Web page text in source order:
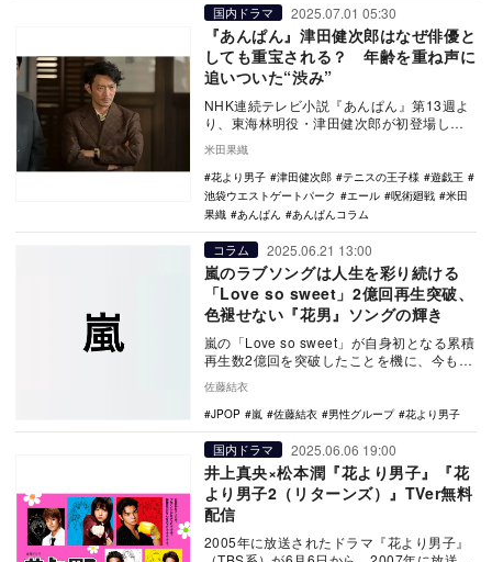
国内ドラマ 2025.07.01 05:30
『あんぱん』津田健次郎はなぜ俳優と
しても重宝される？ 年齢を重ね声に
追いついた“渋み”
NHK連続テレビ小説『あんぱん』第13週よ
り、東海林明役・津田健次郎が初登場し
それは当然。…
米田果織
花より男子
津田健次郎 テニスの王子様
遊戯王
池袋ウエストゲートパーク
エール 呪術廻戦
米田
果織
あんぱん あんぱんコラム
コラム 2025.06.21 13:00
嵐のラブソングは人生を彩り続ける
「Love so sweet」2億回再生突破、
色褪せない『花男』ソングの輝き
嵐の「Love so sweet」が自身初となる累積
再生数2億回を突破したことを機に、今も高
い人気を誇る『花より男子』楽曲につい…
佐藤結衣
JPOP
嵐 佐藤結衣 男性グループ 花より男子
国内ドラマ 2025.06.06 19:00
井上真央×松本潤『花より男子』『花
より男子2（リターンズ）』TVer無料
配信
2005年に放送されたドラマ『花より男子』